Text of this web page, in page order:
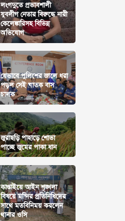
লংগদুতে প্রভাবশালী
যুবলীগ নেতার বিরুদ্ধে নারী
কেলেঙ্কারিসহ বিভিন্ন
অভিযোগ
যেভাবে পুলিশের জালে ধরা
পড়ল সেই ঘাতক বাস
চালক
জুরাছড়ি পাহাড়ে শোভা
পাচ্ছে জুমের পাকা ধান
কাপ্তাইয়ে আইন শৃঙ্খলা
বিষয়ে মন্দির প্রতিনিধিদের
সাথে মতবিনিময় করলেন
থানার ওসি